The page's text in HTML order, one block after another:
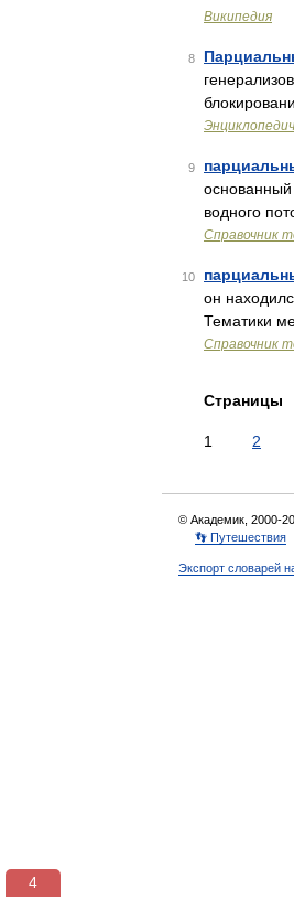
Википедия
8
9
водного
Справочник
10
он
Тематики
Справочник
Страницы
1 2
© Академик, 2000-
👣 Путешествия
Экспорт словарей
3